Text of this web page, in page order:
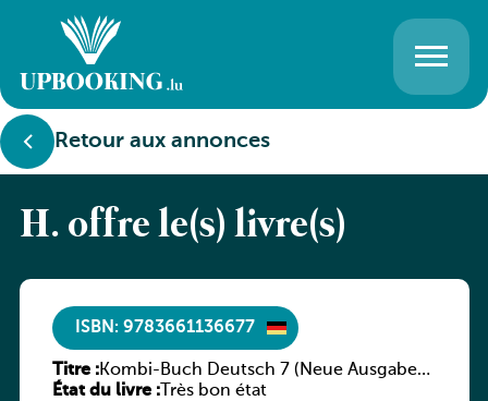
Retour aux annonces
H. offre le(s) livre(s)
ISBN: 9783661136677
Titre :Kombi-Buch Deutsch 7 (Neue Ausgabe
Luxemburg)
État du livre :Très bon état